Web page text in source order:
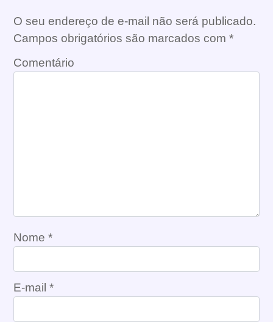
O seu endereço de e-mail não será publicado.
Campos obrigatórios são marcados com *
Comentário
Nome *
E-mail *